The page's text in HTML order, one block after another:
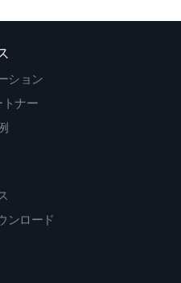
ション
トナー
ンロード